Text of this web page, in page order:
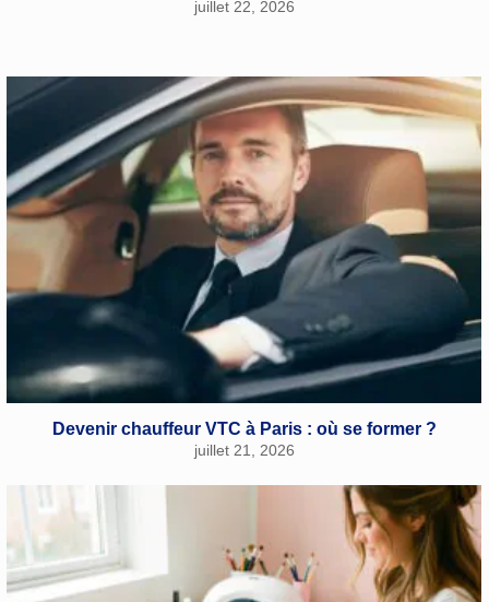
juillet 22, 2026
Devenir chauffeur VTC à Paris : où se former ?
juillet 21, 2026